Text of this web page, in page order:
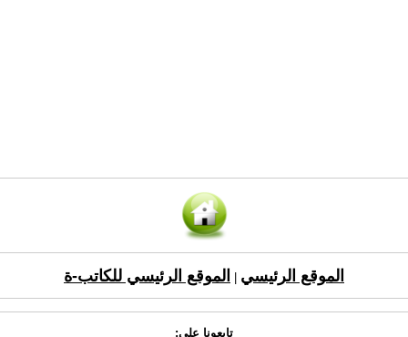
الموقع الرئيسي الموقع الرئيسي للكاتب-ة
تابعونا على: